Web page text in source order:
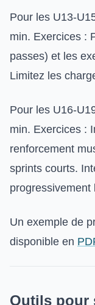
Pour les U13-
min. Exercices :
passes) et les
Limitez les
Pour les U16-
min. Exercices :
renforcement
sprints courts.
progressivement
Un exemple de
disponible en
Outils pour